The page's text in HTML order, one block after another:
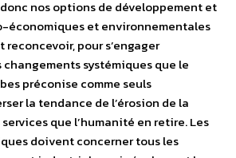
nos options de développement et
économiques et environnementales
pour s’engager
systémiques que le
préconise comme seuls
la tendance de l’érosion de la
que l’humanité en retire. Les
doivent concerner tous les